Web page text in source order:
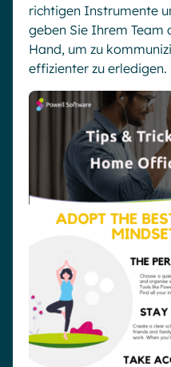
richtigen Instrumente
geben Sie Ihrem Team
Hand, um zu
effizienter zu erledigen.